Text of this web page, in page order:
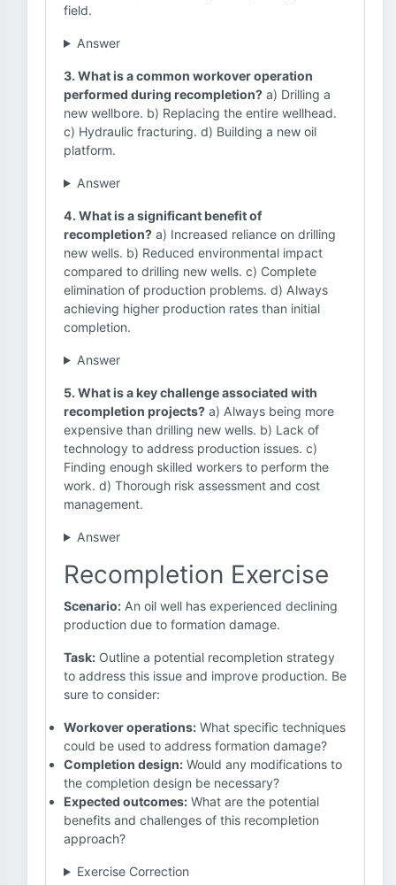
field.
Answer
3. What is a common workover operation
performed during recompletion? a) Drilling a
new wellbore. b) Replacing the entire wellhead.
c) Hydraulic fracturing. d) Building a new oil
platform.
Answer
4. What is a significant benefit of
recompletion? a) Increased reliance on drilling
new wells. b) Reduced environmental impact
compared to drilling new wells. c) Complete
elimination of production problems. d) Always
achieving higher production rates than initial
completion.
Answer
5. What is a key challenge associated with
recompletion projects? a) Always being more
expensive than drilling new wells. b) Lack of
technology to address production issues. c)
Finding enough skilled workers to perform the
work. d) Thorough risk assessment and cost
management.
Answer
Recompletion Exercise
Scenario: An oil well has experienced declining
production due to formation damage.
Task: Outline a potential recompletion strategy
to address this issue and improve production. Be
sure to consider:
Workover operations: What specific techniques
could be used to address formation damage?
Completion design: Would any modifications to
the completion design be necessary?
Expected outcomes: What are the potential
benefits and challenges of this recompletion
approach?
Exercise Correction